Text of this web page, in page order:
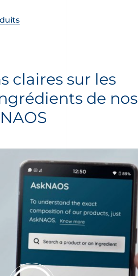
claires sur les
de nos